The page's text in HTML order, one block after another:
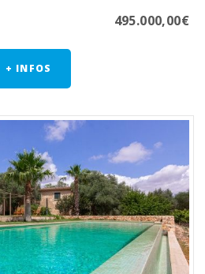
495.000,00€
+ INFOS